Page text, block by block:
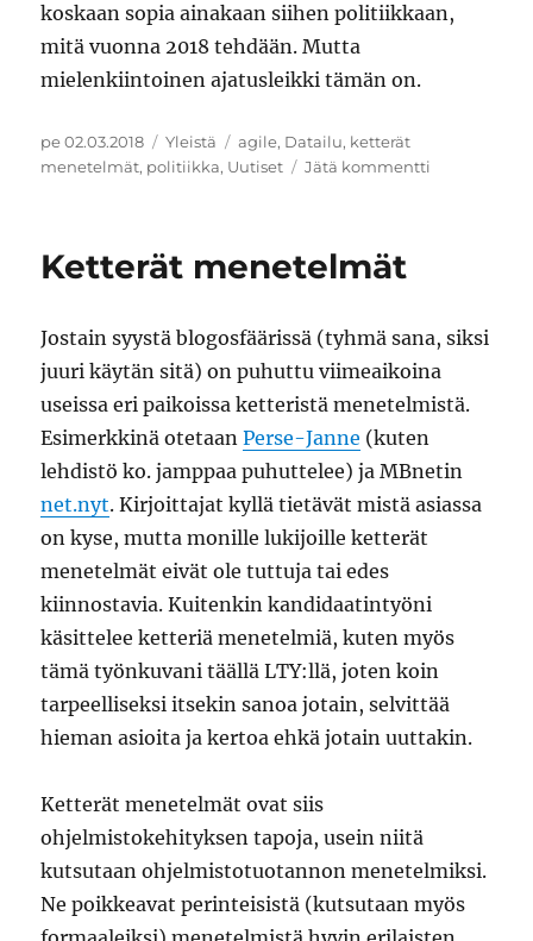
koskaan sopia ainakaan siihen politiikkaan,
mitä vuonna 2018 tehdään. Mutta
mielenkiintoinen ajatusleikki tämän on.
Julkaistu
pe 02.03.2018 Kategoriat
Yleistä Avainsanat
agile, Datailu, ketterät
menetelmät, politiikka, Uutiset Jätä kommentti
Ketterät menetelmät
Jostain syystä blogosfäärissä (tyhmä sana, siksi
juuri käytän sitä) on puhuttu viimeaikoina
useissa eri paikoissa ketteristä menetelmistä.
Esimerkkinä otetaanPerse-Janne (kuten
lehdistö ko. jamppaa puhuttelee) ja MBnetin
net.nyt. Kirjoittajat kyllä tietävät mistä asiassa
on kyse, mutta monille lukijoille ketterät
menetelmät eivät ole tuttuja tai edes
kiinnostavia. Kuitenkin kandidaatintyöni
käsittelee ketteriä menetelmiä, kuten myös
tämä työnkuvani täällä LTY:llä, joten koin
tarpeelliseksi itsekin sanoa jotain, selvittää
hieman asioita ja kertoa ehkä jotain uuttakin.
Ketterät menetelmät ovat siis
ohjelmistokehityksen tapoja, usein niitä
kutsutaan ohjelmistotuotannon menetelmiksi.
Ne poikkeavat perinteisistä (kutsutaan myös